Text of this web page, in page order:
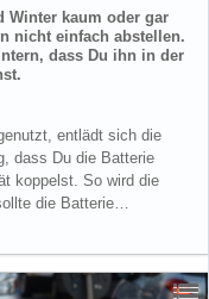
Winter kaum oder gar
nicht einfach abstellen.
dass Du ihn in der
entlädt sich die
dass Du die Batterie
koppelst. So wird die
die Batterie…